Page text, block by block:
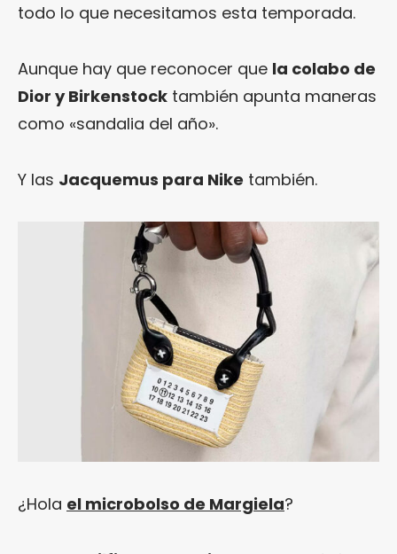
todo lo que necesitamos esta temporada.
Aunque hay que reconocer que la colabo de
Dior y Birkenstock también apunta maneras
como «sandalia del año».
Y las Jacquemus para Nike también.
¿Hola el microbolso de Margiela?